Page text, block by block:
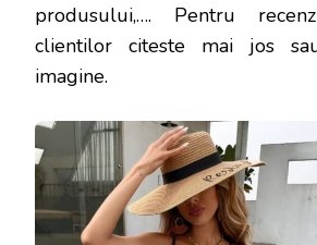
produsului,…. Pentru
clientilor citeste mai jos
imagine.